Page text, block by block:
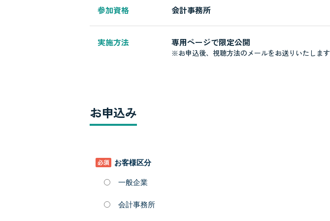
参加資格 会計事務所
実施方法 専用ページで限定公開
※お申込後、視聴方法のメールをお送りいたします
お申込み